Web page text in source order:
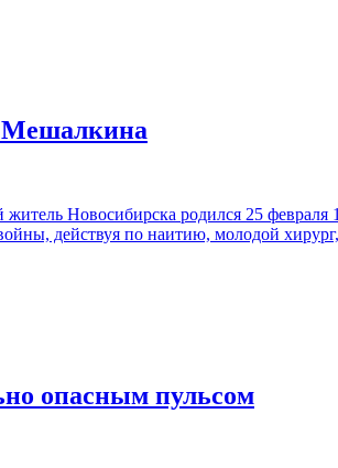
Мешалкина
Новосибирска родился 25
действуя по наитию, молодой
опасным пульсом